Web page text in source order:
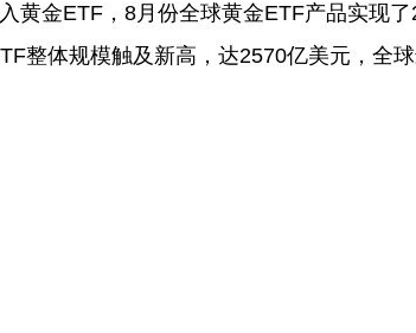
金ETF，8月份全球黄金ETF产品实现了
整体规模触及新高，达2570亿美元，全